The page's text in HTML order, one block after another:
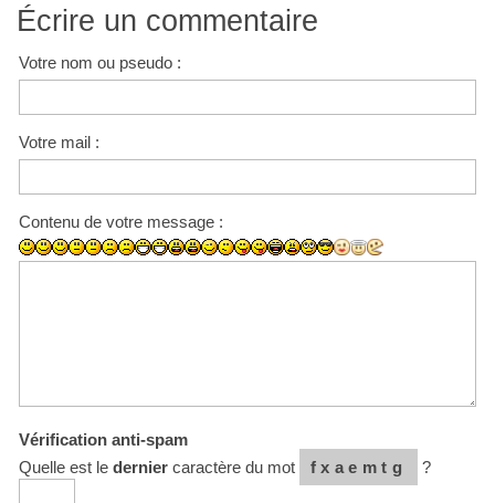
Écrire un commentaire
Votre nom ou pseudo :
Votre mail :
Contenu de votre message :
Vérification anti-spam
Quelle est le derniercaractère du mot fxaemtg ?